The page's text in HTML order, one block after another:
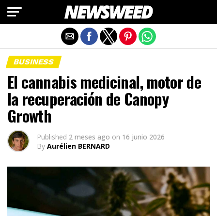
BUSINESS
El cannabis medicinal, motor de
la recuperación de Canopy
Growth
Published 2 meses ago on 16 junio 2026
By Aurélien BERNARD
Salir de la versión móvil